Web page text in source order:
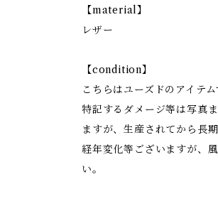
【material】
レザー
【condition】
こちらはユーズドのアイテム
特記するダメージ等は写真
ますが、生産されてから長
経年変化等ございますが、
い。